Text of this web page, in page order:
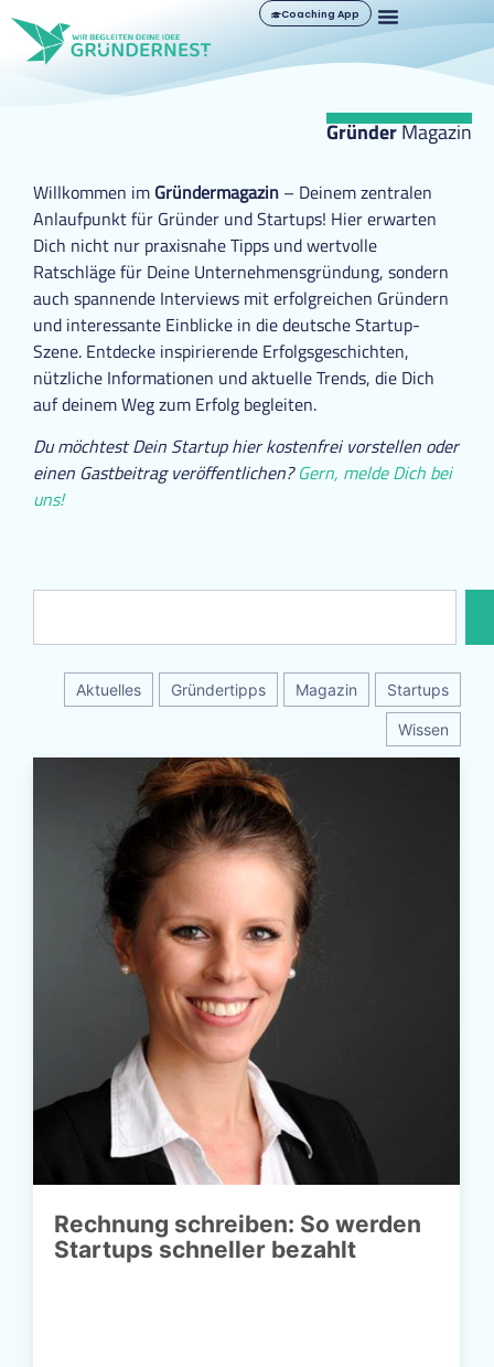
Coaching App
GründerMagazin
Willkommen im Gründermagazin – Deinem zentralen
Anlaufpunkt für Gründer und Startups! Hier erwarten
Dich nicht nur praxisnahe Tipps und wertvolle
Ratschläge für Deine Unternehmensgründung, sondern
auch spannende Interviews mit erfolgreichen Gründern
und interessante Einblicke in die deutsche Startup-
Szene. Entdecke inspirierende Erfolgsgeschichten,
nützliche Informationen und aktuelle Trends, die Dich
auf deinem Weg zum Erfolg begleiten.
Du möchtest Dein Startup hier kostenfrei vorstellen oder
einen Gastbeitrag veröffentlichen?Gern, melde Dich bei
uns!
Aktuelles Gründertipps Magazin Startups
Wissen
Rechnung schreiben: So werden
Startups schneller bezahlt